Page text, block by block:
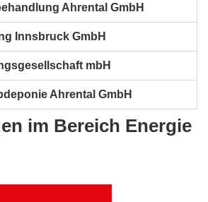
Ahrental GmbH
Innsbruck GmbH
mbH
Ahrental GmbH
im Bereich Energie